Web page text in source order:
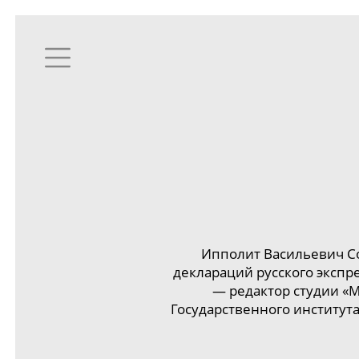
Ипполит Васильевич
деклараций русского
— редактор студии
Государственного